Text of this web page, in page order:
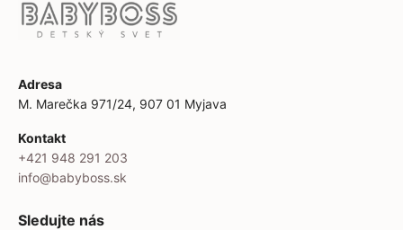
Adresa
M. Marečka 971/24, 907 01 Myjava
Kontakt
+421 948 291 203
info@babyboss.sk
Sledujte nás